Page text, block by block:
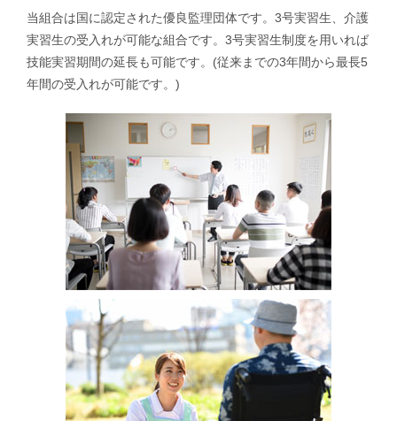
当組合は国に認定された優良監理団体です。3号実習生、介護
実習生の受入れが可能な組合です。3号実習生制度を用いれば
技能実習期間の延長も可能です。(従来までの3年間から最長5
年間の受入れが可能です。)